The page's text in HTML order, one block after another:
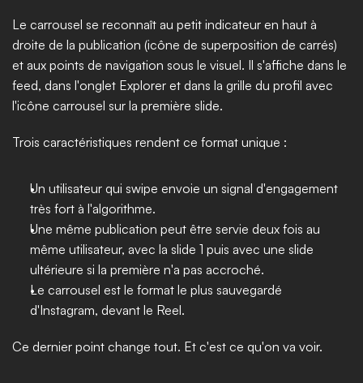
Le carrousel se reconnaît au petit indicateur en haut à
droite de la publication (icône de superposition de carrés)
et aux points de navigation sous le visuel. Il s'affiche dans le
feed, dans l'onglet Explorer et dans la grille du profil avec
l'icône carrousel sur la première slide.
Trois caractéristiques rendent ce format unique :
Un utilisateur qui swipe envoie un signal d'engagement
très fort à l'algorithme.
Une même publication peut être servie deux fois au
même utilisateur, avec la slide 1 puis avec une slide
ultérieure si la première n'a pas accroché.
Le carrousel est le format le plus sauvegardé
d'Instagram, devant le Reel.
Ce dernier point change tout. Et c'est ce qu'on va voir.